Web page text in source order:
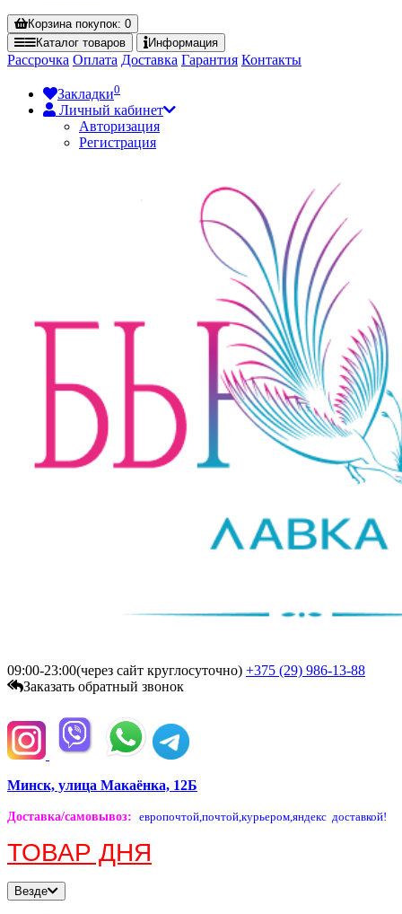
Корзинапокупок: 0
Каталог товаров Информация
Рассрочка Оплата Доставка Гарантия Контакты
Закладки0
Личный кабинет
Авторизация
Регистрация
09:00-23:00(через сайт круглосуточно) +375 (29) 986-13-88
Заказать обратный звонок
Минск, улица Макаёнка, 12Б
Доставка/самовывоз: европочтой,почтой,курьером,яндекс доставкой!
ТОВАР ДНЯ
Везде